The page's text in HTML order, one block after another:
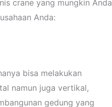
crane yang mungkin Anda
Anda:
bisa melakukan
namun juga vertikal,
gedung yang